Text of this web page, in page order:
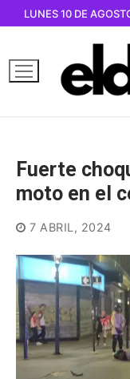
contenido
LUNES 10 DE
Fuerte
moto en el
7 ABRIL, 2024